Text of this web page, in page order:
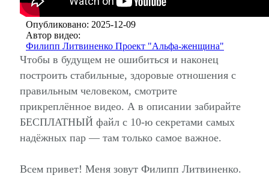
Опубликовано: 2025-12-09
Автор видео:
Филипп Литвиненко Проект "Альфа-женщина"
Чтобы в будущем не ошибиться и наконец
построить стабильные, здоровые отношения с
правильным человеком, смотрите
прикреплённое видео. А в описании забирайте
БЕСПЛАТНЫЙ файл с 10-ю секретами самых
надёжных пар — там только самое важное.
Всем привет! Меня зовут Филипп Литвиненко.